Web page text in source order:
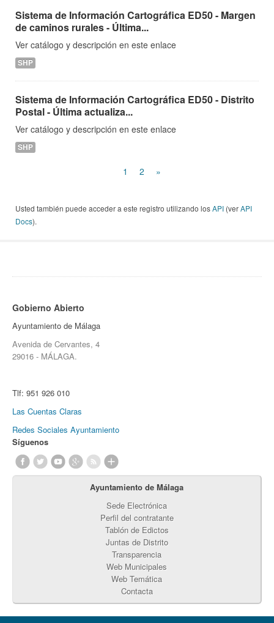
Sistema de Información Cartográfica ED50 - Margen
de caminos rurales - Última...
Ver catálogo y descripción en este enlace
SHP
Sistema de Información Cartográfica ED50 - Distrito
Postal - Última actualiza...
Ver catálogo y descripción en este enlace
SHP
1 2 »
Usted también puede acceder a este registro utilizando losAPI (verAPI
Docs).
Gobierno Abierto
Ayuntamiento de Málaga
Avenida de Cervantes, 4
29016 - MÁLAGA.
Tlf: 951 926 010
Las Cuentas Claras
Redes Sociales Ayuntamiento
Síguenos
Ayuntamiento de Málaga
Sede Electrónica
Perfil del contratante
Tablón de Edictos
Juntas de Distrito
Transparencia
Web Municipales
Web Temática
Contacta